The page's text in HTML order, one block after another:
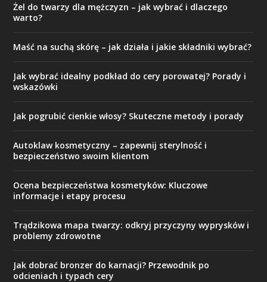
Żel do twarzy dla mężczyzn – jak wybrać i dlaczego
warto?
Maść na suchą skórę – jak działa i jakie składniki wybrać?
Jak wybrać idealny podkład do cery porowatej? Porady i
wskazówki
Jak pogrubić cienkie włosy? Skuteczne metody i porady
Autoklaw kosmetyczny – zapewnij sterylność i
bezpieczeństwo swoim klientom
Ocena bezpieczeństwa kosmetyków: Kluczowe
informacje i etapy procesu
Trądzikowa mapa twarzy: odkryj przyczyny wyprysków i
problemy zdrowotne
Jak dobrać bronzer do karnacji? Przewodnik po
odcieniach i typach cery